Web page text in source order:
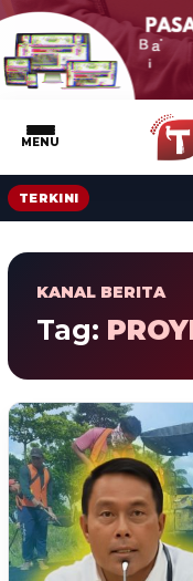
MENU
TERKINI
KANAL BERITA
Tag: